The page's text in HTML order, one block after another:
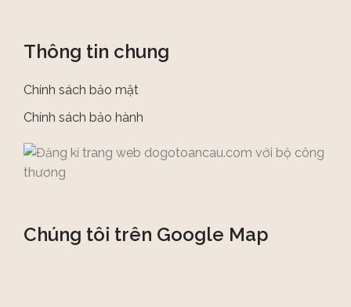
Thông tin chung
Chính sách bảo mật
Chính sách bảo hành
Chúng tôi trên Google Map